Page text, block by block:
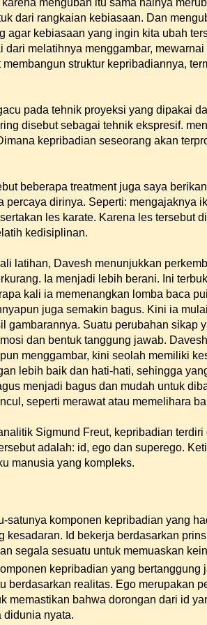
mengubah itu sama halnya
dari rangkaian kebiasaan. Dan
agar kebiasaan yang ingin kita ubah
dari melatihnya menggambar,
membangun struktur kepribadiannya,
pada tehnik proyeksi yang dipakai
disebut sebagai tehnik ekspresif.
kepribadian seseorang akan
beberapa treatment juga saya
percaya dirinya. Seperti: mengajaknya
les karate. Karena les tersebut
kedisiplinan.
latihan, Davesh menunjukkan
Ia menjadi lebih berani. Ini
kali ia memenangkan lomba baca
juga semakin bagus. Kini ia
gambarannya. Suatu perubahan sikap
dan bentuk tanggung jawab.
menggambar, kini seolah memiliki
lebih baik dan hati-hati, sehingga
menjadi bagus dan mudah untuk
seperti merawat atau memelihara
Sigmund Freut, kepribadian
adalah: id, ego dan superego.
manusia yang kompleks.
satunya komponen kepribadian yang
kesadaran. Id bekerja berdasarkan
segala sesuatu untuk memuaskan
kepribadian yang bertanggung
berdasarkan realitas. Ego merupakan
memastikan bahwa dorongan dari id
didunia nyata.